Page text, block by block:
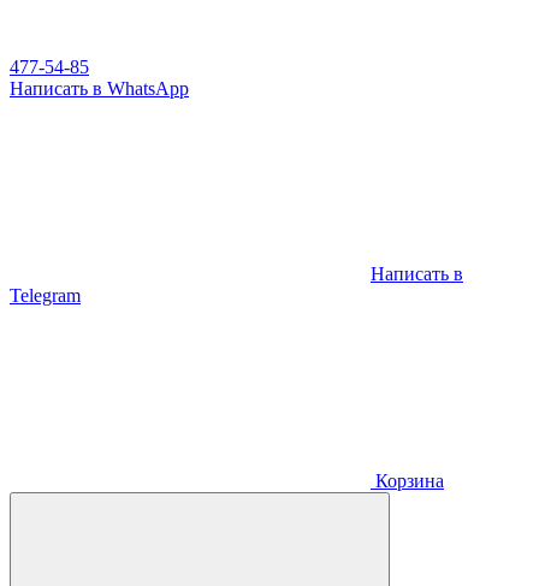
477-54-85
Написать в WhatsApp
Написать в
Telegram
Корзина